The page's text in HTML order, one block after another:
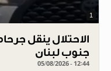
1
الاحتلال ينقل
جنوب لبنان
05/08/2026 - 12:44